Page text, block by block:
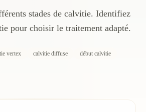
stades de calvitie. Identifiez
pour choisir le traitement adapté.
vertex calvitie diffuse
début calvitie